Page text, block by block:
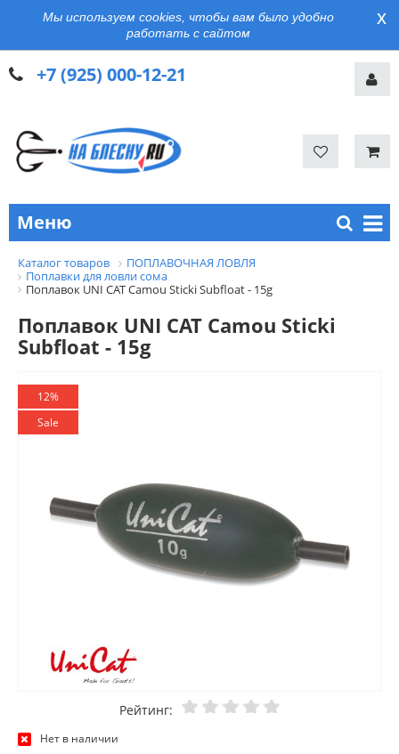
Мы используем cookies, чтобы вам было удобно
работать с сайтом
x
+7 (925) 000-12-21
Меню
Каталог товаров
ПОПЛАВОЧНАЯ ЛОВЛЯ
Поплавки для ловли сома
Поплавок UNI CAT Camou Sticki Subfloat - 15g
Поплавок UNI CAT Camou Sticki
Subfloat - 15g
12%
Sale
Рейтинг:
Нет в наличии